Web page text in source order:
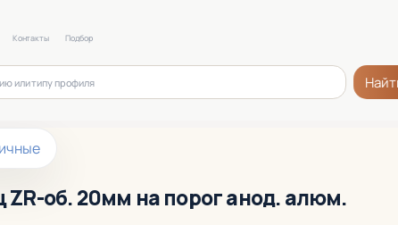
Контакты Подбор
ZR-об. 20мм на порог анод. алюм.